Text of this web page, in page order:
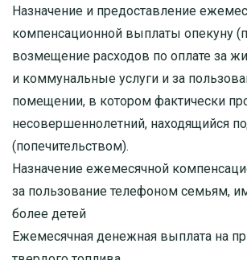
Назначение и предоставление
компенсационной выплаты опекуну
возмещение расходов по оплате за
и коммунальные услуги и за
помещении, в котором фактически
несовершеннолетний, находящийся
(попечительством).
Назначение ежемесячной
за пользование телефоном семьям,
более детей
Ежемесячная денежная выплата на